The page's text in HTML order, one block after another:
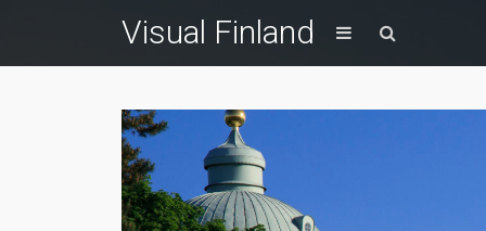
Visual Finland